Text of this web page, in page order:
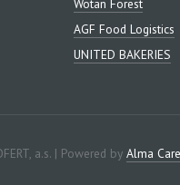
Wotan Forest
AGF Food Logistics
UNITED BAKERIES
a.s. | Powered by Alma